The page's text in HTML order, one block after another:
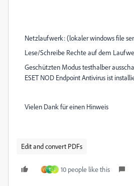
Netzlaufwerk: (lokaler windows file
Lese/Schreibe Rechte auf dem
Geschützten Modus testhalber
ESET NOD Endpoint Antivirus ist
Vielen Dank für einen Hinweis
Edit and convert PDFs
T J 10 people like this